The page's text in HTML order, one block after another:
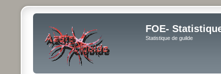
FOE-
Statistique de guilde